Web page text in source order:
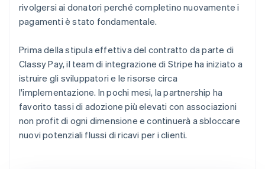
rivolgersi ai donatori perché completino nuovamente i
pagamenti è stato fondamentale.
Prima della stipula effettiva del contratto da parte di
Classy Pay, il team di integrazione di Stripe ha iniziato a
istruire gli sviluppatori e le risorse circa
l'implementazione. In pochi mesi, la partnership ha
favorito tassi di adozione più elevati con associazioni
non profit di ogni dimensione e continuerà a sbloccare
nuovi potenziali flussi di ricavi per i clienti.